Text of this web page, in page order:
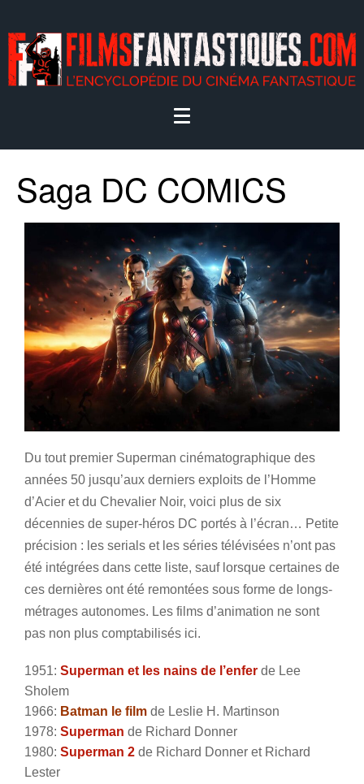
Saga DC COMICS
Du tout premier Superman cinématographique des
années 50 jusqu’aux derniers exploits de l’Homme
d’Acier et du Chevalier Noir, voici plus de six
décennies de super-héros DC portés à l’écran… Petite
précision : les serials et les séries télévisées n’ont pas
été intégrées dans cette liste, sauf lorsque certaines de
ces dernières ont été remontées sous forme de longs-
métrages autonomes. Les films d’animation ne sont
pas non plus comptabilisés ici.
1951: Superman et les nains de l’enfer de Lee
Sholem
1966: Batman le film de Leslie H. Martinson
1978: Superman de Richard Donner
1980: Superman 2 de Richard Donner et Richard
Lester